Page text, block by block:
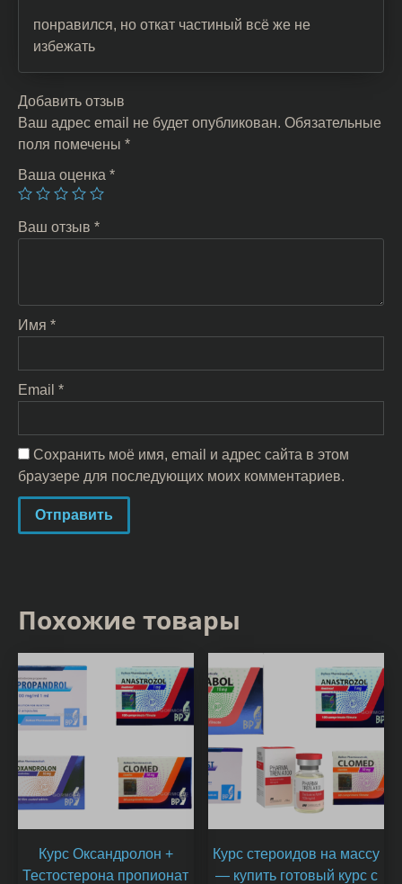
из 5
понравился, но откат частиный всё же не
избежать
Добавить отзыв
Ваш адрес email не будет опубликован. Обязательные
поля помечены *
Ваша оценка *
Ваш отзыв *
Имя *
Email *
Сохранить моё имя, email и адрес сайта в этом
браузере для последующих моих комментариев.
Похожие товары
Курс Оксандролон +
Тестостерона пропионат
Курс стероидов на массу
— купить готовый курс с